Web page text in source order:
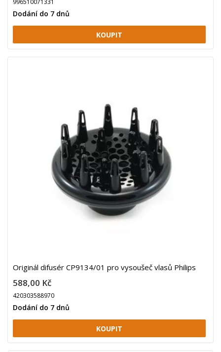
996510071331
Dodání do 7 dnů
Originál difusér CP9134/01 pro vysoušeč vlasů Philips
588,00 Kč
420303588970
Dodání do 7 dnů